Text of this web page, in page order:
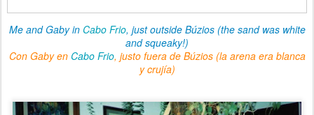
Me and Gaby in Cabo Frio, just outside Búzios (the sand was white
and squeaky!)
Con Gaby en Cabo Frio, justo fuera de Búzios (la arena era blanca
y crujía)